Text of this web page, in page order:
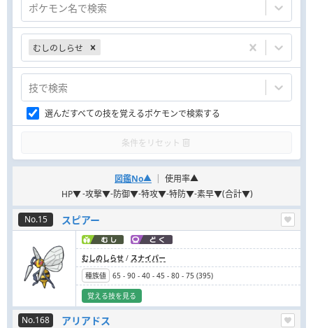
ポケモン名で検索
むしのしらせ
技で検索
選んだすべての技を覚えるポケモンで検索する
条件をリセット
図鑑No▲ | 使用率▲
HP▼-攻撃▼-防御▼-特攻▼-特防▼-素早▼(合計▼)
No.15 スピアー
むしのしらせ / スナイパー
種族値
65 - 90 - 40 - 45 - 80 - 75 (395)
覚える技を見る
No.168 アリアドス